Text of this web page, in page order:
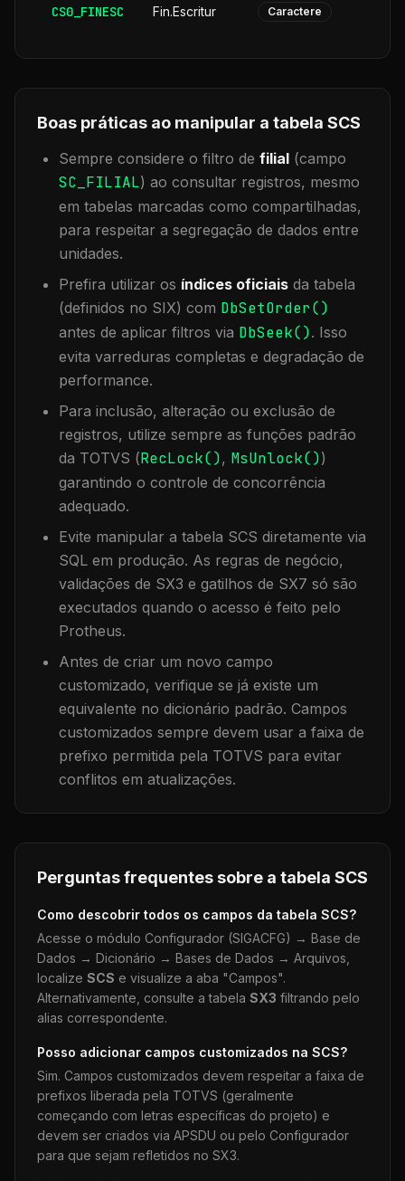
CS0_FINESC Fin.Escritur Caractere
Boas práticas ao manipular a tabela SCS
Sempre considere o filtro de filial (campo
SC_FILIAL) ao consultar registros, mesmo
em tabelas marcadas como compartilhadas,
para respeitar a segregação de dados entre
unidades.
Prefira utilizar os índices oficiais da tabela
(definidos no SIX) com DbSetOrder()
antes de aplicar filtros via DbSeek(). Isso
evita varreduras completas e degradação de
performance.
Para inclusão, alteração ou exclusão de
registros, utilize sempre as funções padrão
da TOTVS (RecLock(), MsUnlock())
garantindo o controle de concorrência
adequado.
Evite manipular a tabela SCS diretamente via
SQL em produção. As regras de negócio,
validações de SX3 e gatilhos de SX7 só são
executados quando o acesso é feito pelo
Protheus.
Antes de criar um novo campo
customizado, verifique se já existe um
equivalente no dicionário padrão. Campos
customizados sempre devem usar a faixa de
prefixo permitida pela TOTVS para evitar
conflitos em atualizações.
Perguntas frequentes sobre a tabela SCS
Como descobrir todos os campos da tabela SCS?
Acesse o módulo Configurador (SIGACFG) → Base de
Dados → Dicionário → Bases de Dados → Arquivos,
localize SCS e visualize a aba "Campos".
Alternativamente, consulte a tabela SX3 filtrando pelo
alias correspondente.
Posso adicionar campos customizados na SCS?
Sim. Campos customizados devem respeitar a faixa de
prefixos liberada pela TOTVS (geralmente
começando com letras específicas do projeto) e
devem ser criados via APSDU ou pelo Configurador
para que sejam refletidos no SX3.